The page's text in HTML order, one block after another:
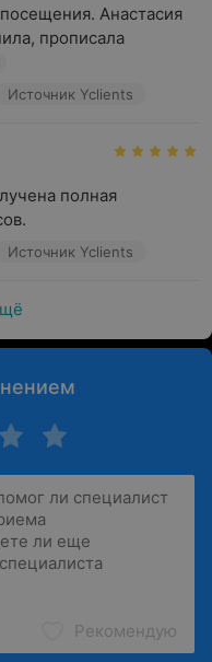
Анастасия
прописала
Источник Yclients
полная
Источник Yclients
Рекомендую